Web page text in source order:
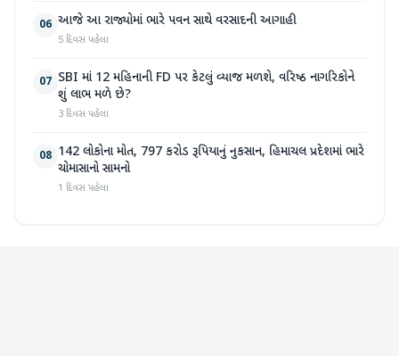
06 આજે આ રાજ્યોમાં ભારે પવન સાથે વરસાદની આગાહી
5 દિવસ પહેલા
07 SBI માં 12 મહિનાની FD પર કેટલું વ્યાજ મળશે, વરિષ્ઠ નાગરિકોને
શું લાભ મળે છે?
3 દિવસ પહેલા
08 142 લોકોના મોત, 797 કરોડ રૂપિયાનું નુકસાન, હિમાચલ પ્રદેશમાં ભારે
ચોમાસાનો સામનો
1 દિવસ પહેલા